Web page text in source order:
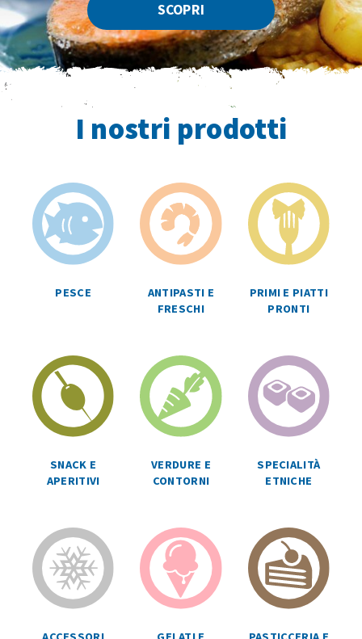
SCOPRI
I nostri prodotti
PESCE
ANTIPASTI E
FRESCHI
PRIMI E PIATTI
PRONTI
SNACK E
APERITIVI
VERDURE E
CONTORNI
SPECIALITÀ
ETNICHE